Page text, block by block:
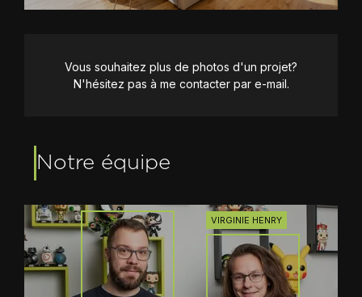
Vous souhaitez plus de photos d'un projet?
N'hésitez pas à me contacter par e-mail.
Notre équipe
VIRGINIE HENRY